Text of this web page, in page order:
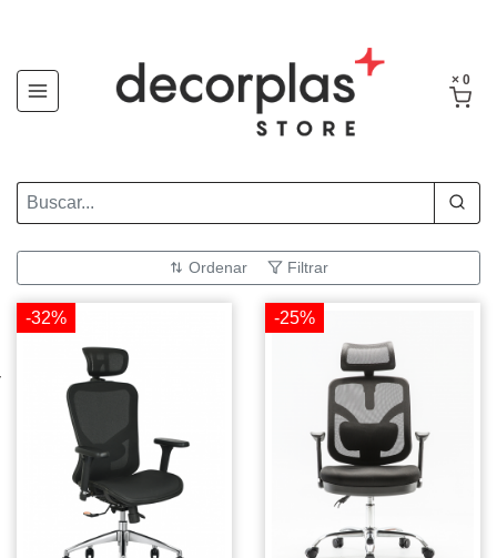
× 0
Ordenar Filtrar
-32% -25%